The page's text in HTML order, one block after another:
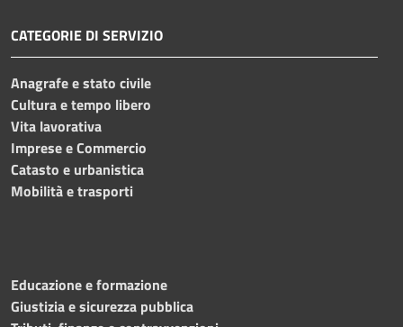
CATEGORIE DI SERVIZIO
Anagrafe e stato civile
Cultura e tempo libero
Vita lavorativa
Imprese e Commercio
Catasto e urbanistica
Mobilità e trasporti
Educazione e formazione
Giustizia e sicurezza pubblica